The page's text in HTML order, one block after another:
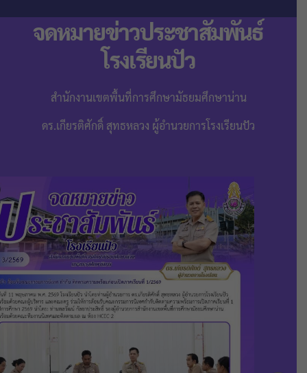
จดหมายข่าวประชาสัมพันธ์
โรงเรียนปัว
สำนักงานเขตพื้นที่การศึกษามัธยมศึกษาน่าน
ดร.เกียรติศักดิ์ สุทธหลวง ผู้อำนวยการโรงเรียนปัว